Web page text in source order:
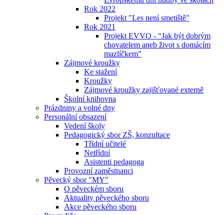
Rok 2022
Projekt "Les není smetiště"
Rok 2021
Projekt EVVO - “Jak být dobrým
chovatelem aneb život s domácím
mazlíčkem”
Zájmové kroužky
Ke stažení
Kroužky
Zájmové kroužky zajišťované externě
Školní knihovna
Prázdniny a volné dny
Personální obsazení
Vedení školy
Pedagogický sbor ZŠ, konzultace
Třídní učitelé
Netřídní
Asistenti pedagoga
Provozní zaměstnanci
Pěvecký sbor "MY"
O pěveckém sboru
Aktuality pěveckého sboru
Akce pěveckého sboru